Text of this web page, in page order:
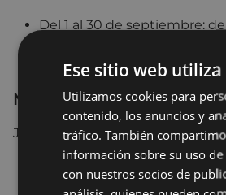
Del 1 al 30 de septiembre:
Cerrado: el 6, 8 y 9 de
Museo de la Industria
Julio:
Del 1 al 31 de julio: de
Ese sitio web
Utilizamos cookies para
contenido, los anuncios y
tráfico. También
información sobre su uso
con nuestros socios de